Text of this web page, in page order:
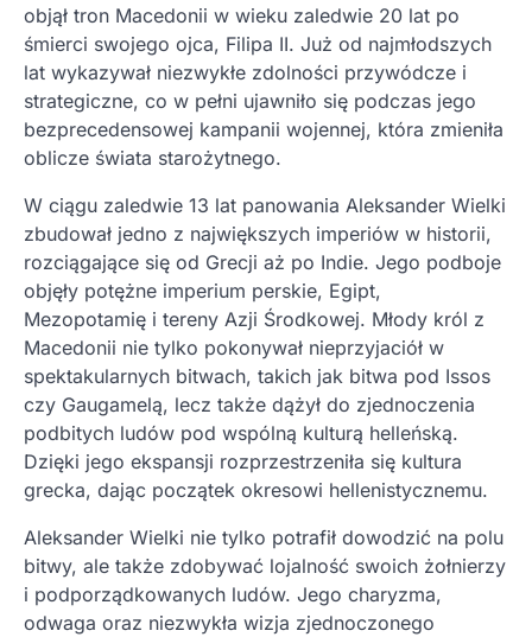
objął tron Macedonii w wieku zaledwie 20 lat po
śmierci swojego ojca, Filipa II. Już od najmłodszych
lat wykazywał niezwykłe zdolności przywódcze i
strategiczne, co w pełni ujawniło się podczas jego
bezprecedensowej kampanii wojennej, która zmieniła
oblicze świata starożytnego.
W ciągu zaledwie 13 lat panowania Aleksander Wielki
zbudował jedno z największych imperiów w historii,
rozciągające się od Grecji aż po Indie. Jego podboje
objęły potężne imperium perskie, Egipt,
Mezopotamię i tereny Azji Środkowej. Młody król z
Macedonii nie tylko pokonywał nieprzyjaciół w
spektakularnych bitwach, takich jak bitwa pod Issos
czy Gaugamelą, lecz także dążył do zjednoczenia
podbitych ludów pod wspólną kulturą helleńską.
Dzięki jego ekspansji rozprzestrzeniła się kultura
grecka, dając początek okresowi hellenistycznemu.
Aleksander Wielki nie tylko potrafił dowodzić na polu
bitwy, ale także zdobywać lojalność swoich żołnierzy
i podporządkowanych ludów. Jego charyzma,
odwaga oraz niezwykła wizja zjednoczonego